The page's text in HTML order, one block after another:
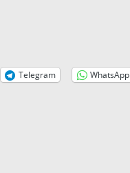
Telegram
WhatsApp